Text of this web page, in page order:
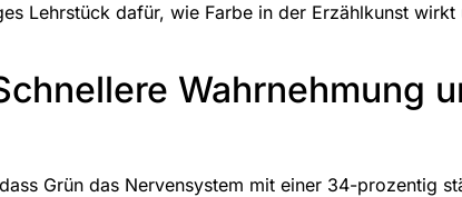
Lehrstück dafür, wie Farbe in der Erzählkunst
Wahrnehmung
Grün das Nervensystem mit einer 34-prozentig